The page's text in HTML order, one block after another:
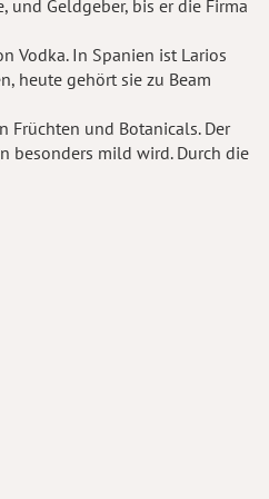
und Geldgeber, bis er die Firma
Vodka. In Spanien ist Larios
heute gehört sie zu Beam
und Botanicals. Der
besonders mild wird. Durch die